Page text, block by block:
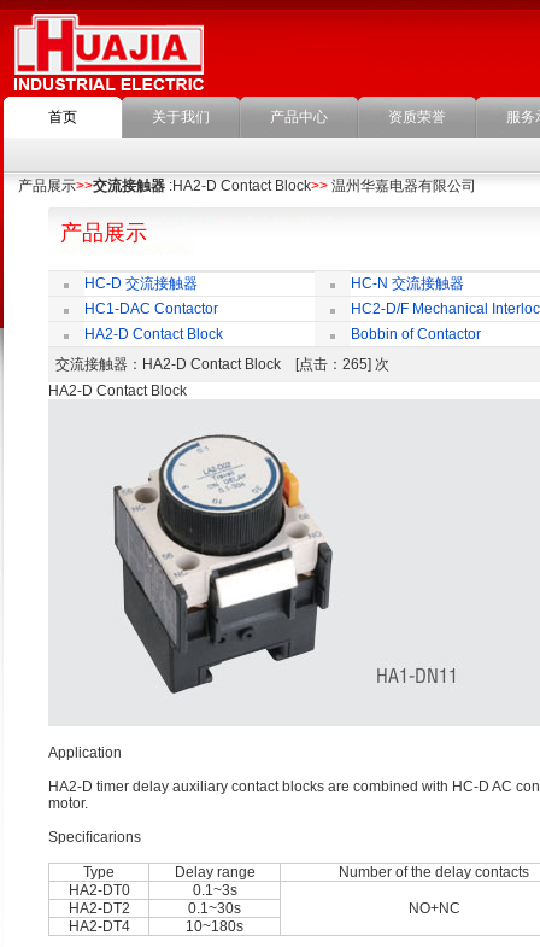
首页 关于我们 产品中心 资质荣誉 服务
产品展示>>交流接触器 :HA2-D Contact Block>> 温州华嘉电器有限公司
产品展示
HC-D 交流接触器
HC-N 交流接触器
HC1-DAC Contactor
HC2-D/F Mechanical
HA2-D Contact Block
Bobbin of Contactor
交流接触器 ：HA2-D Contact Block [点击：265] 次
HA2-D Contact Block
Application
HA2-D timer delay auxiliary contact blocks are combined with HC-D AC
motor.
Speciﬁcarions
Type Delay range
Number of the delay contacts
HA2-DT0
0.1~3s
NO+NC
HA2-DT2
0.1~30s
HA2-DT4
10~180s